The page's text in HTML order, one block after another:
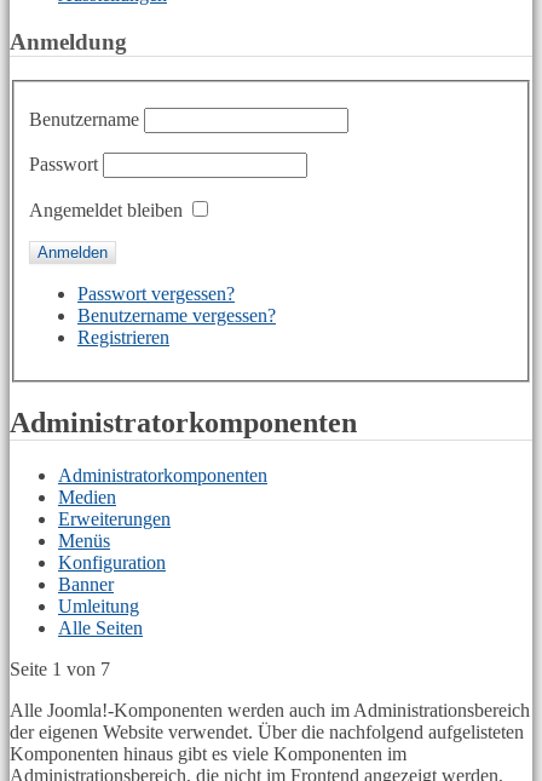
Anmeldung
Benutzername
Passwort
Angemeldet bleiben
Passwort vergessen?
Benutzername vergessen?
Registrieren
Administratorkomponenten
Administratorkomponenten
Medien
Erweiterungen
Menüs
Konfiguration
Banner
Umleitung
Alle Seiten
Seite 1 von 7
Alle Joomla!-Komponenten werden auch im Administrationsbereich
der eigenen Website verwendet. Über die nachfolgend aufgelisteten
Komponenten hinaus gibt es viele Komponenten im
Administrationsbereich, die nicht im Frontend angezeigt werden,